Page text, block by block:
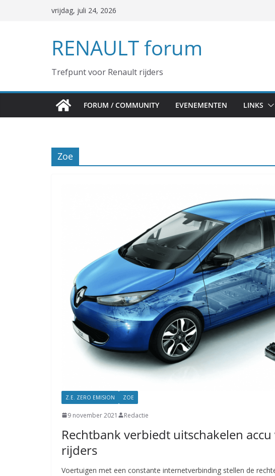
vrijdag, juli 24, 2026
RENAULT forum
Trefpunt voor Renault rijders
FORUM / COMMUNITY EVENEMENTEN LINKS
Zoe
Z.E. ZERO EMISION ZOE
9 november 2021 Redactie
Rechtbank verbiedt uitschakelen
rijders
Voertuigen met een constante internetverbinding stellen de